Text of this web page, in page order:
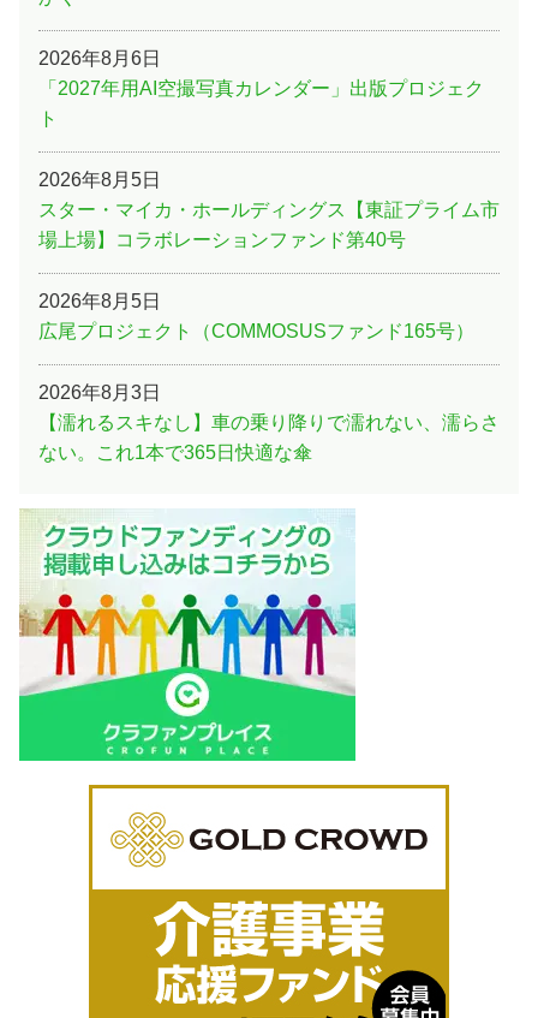
2026年8月6日
「2027年用AI空撮写真カレンダー」出版プロジェク
ト
2026年8月5日
スター・マイカ・ホールディングス【東証プライム市
場上場】コラボレーションファンド第40号
2026年8月5日
広尾プロジェクト（COMMOSUSファンド165号）
2026年8月3日
【濡れるスキなし】車の乗り降りで濡れない、濡らさ
ない。これ1本で365日快適な傘